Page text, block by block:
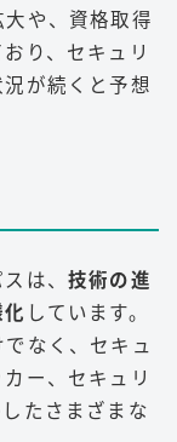
や、資格取得
り、セキュリ
が続くと予想
は、 技術の進
しています。
なく、セキュ
ー、セキュリ
たさまざまな